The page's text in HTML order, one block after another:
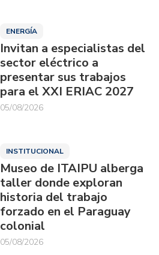
ENERGÍA
Invitan a especialistas del
sector eléctrico a
presentar sus trabajos
para el XXI ERIAC 2027
05/08/2026
INSTITUCIONAL
Museo de ITAIPU alberga
taller donde exploran
historia del trabajo
forzado en el Paraguay
colonial
05/08/2026